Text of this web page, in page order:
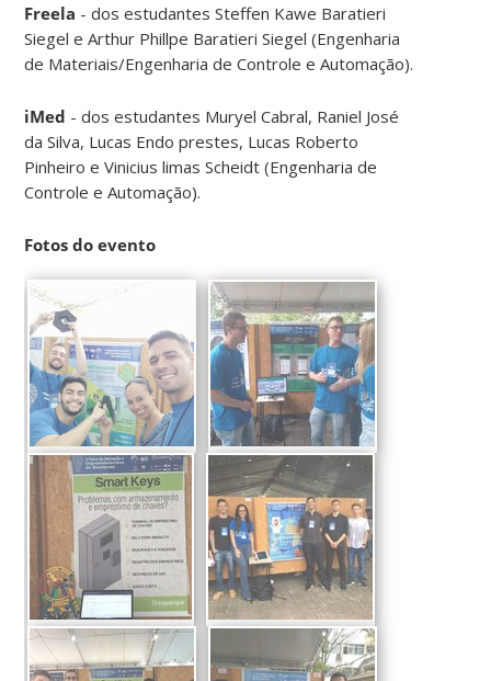
Freela - dos estudantes Steffen Kawe Baratieri
Siegel e Arthur Phillpe Baratieri Siegel (Engenharia
de Materiais/Engenharia de Controle e Automação).
iMed - dos estudantes Muryel Cabral, Raniel José
da Silva, Lucas Endo prestes, Lucas Roberto
Pinheiro e Vinicius limas Scheidt (Engenharia de
Controle e Automação).
Fotos do evento